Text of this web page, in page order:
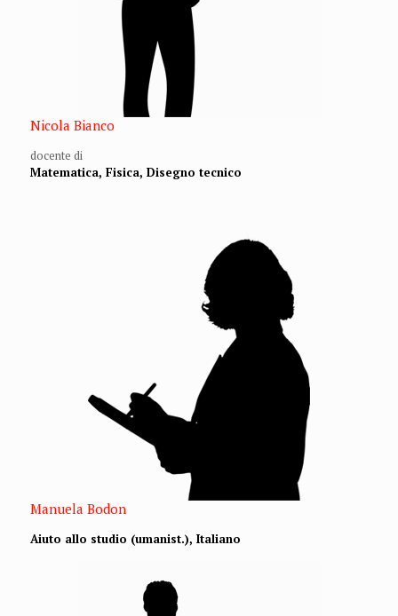
Nicola Bianco
docente di
Matematica, Fisica, Disegno tecnico
Manuela Bodon
Aiuto allo studio (umanist.), Italiano